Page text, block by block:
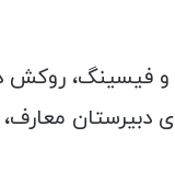
فیسینگ، روکش
دبیرستان